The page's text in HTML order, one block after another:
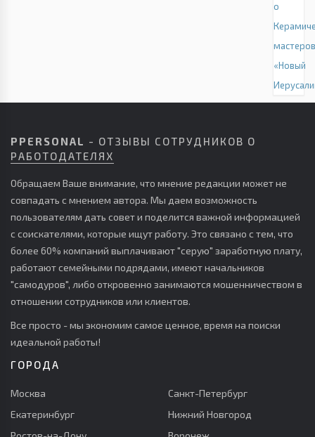
о
«Новый
PPERSONAL - ОТЗЫВЫ СОТРУДНИКОВ О
РАБОТОДАТЕЛЯХ
Обращаем Ваше внимание, что мнение редакции может не
совпадать с мнением автора. Мы даем возможность
пользователям дать совет и поделится важной информацией
с соискателями, которые ищут работу. Это связано с тем, что
более 60% компаний выплачивают "серую" заработную плату,
работают семейными подрядами, имеют начальников
"самодуров", либо откровенно занимаются мошенничеством в
отношении сотрудников или клиентов.
Все просто - мы экономим самое ценное, время на поиски
идеальной работы!
ГОРОДА
Москва
Санкт-Петербург
Екатеринбург
Нижний Новгород